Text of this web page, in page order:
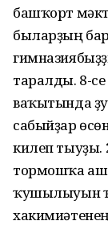
башҡорт
быларҙың
таралды. 8-
ваҡытында
сабыйҙар
килеп
тормошҡа
ҡушылыуын